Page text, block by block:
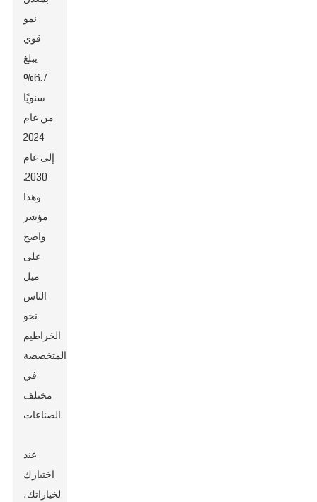
نمو
قوي
يبلغ
6.7%
سنويًا
من عام
2024
إلى عام
2030.
وهذا
مؤشر
واضح
على
ميل
الناس
نحو
الخراطيم
المتخصصة
في
مختلف
الصناعات.
عند
اختيارك
لخياراتك،